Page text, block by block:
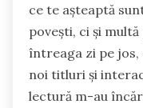
ce te așteaptă
povești, ci și
întreaga zi pe
noi titluri și
lectură m-au